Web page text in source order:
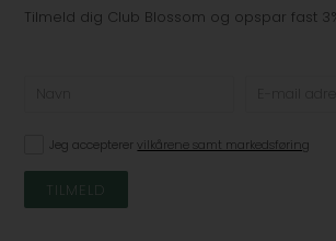
Tilmeld dig Club Blossom og opspar fast
Jeg accepterervilkårene samt markedsføring